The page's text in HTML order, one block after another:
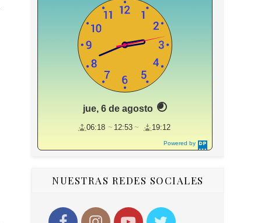
Powered by
DaysPedia.c
jue, 6 de agosto
06:18 12:53 19:12
NUESTRAS REDES SOCIALES